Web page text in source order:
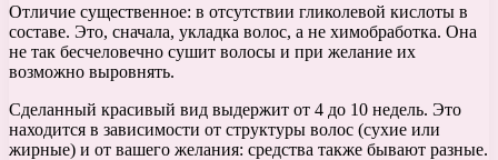
Отличие существенное: в отсутствии гликолевой кислоты в
составе. Это, сначала, укладка волос, а не химобработка. Она
не так бесчеловечно сушит волосы и при желание их
возможно выровнять.
Сделанный красивый вид выдержит от 4 до 10 недель. Это
находится в зависимости от структуры волос (сухие или
жирные) и от вашего желания: средства также бывают разные.